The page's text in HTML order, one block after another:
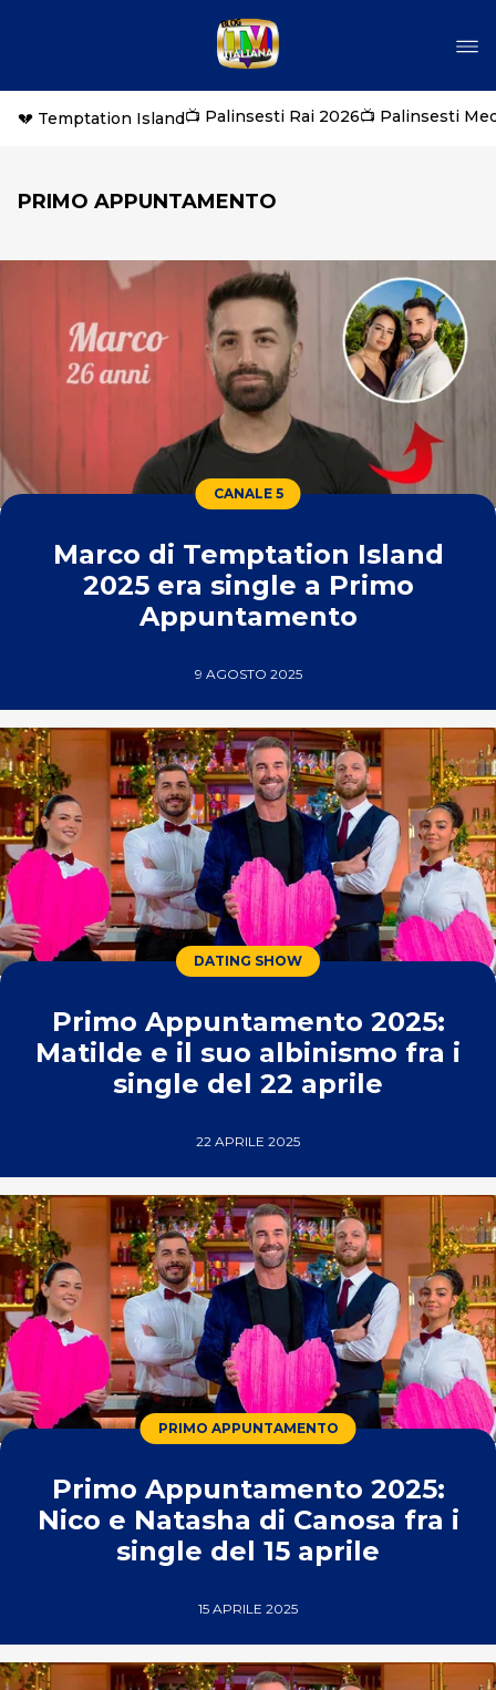
💔 Temptation Island📺 Palinsesti Rai 2026📺 Palinsesti
PRIMO APPUNTAMENTO
CANALE 5
Marco di Temptation Island
2025 era single a Primo
Appuntamento
9 AGOSTO 2025
DATING SHOW
Primo Appuntamento 2025:
Matilde e il suo albinismo fra i
single del 22 aprile
22 APRILE 2025
PRIMO APPUNTAMENTO
Primo Appuntamento 2025:
Nico e Natasha di Canosa fra i
single del 15 aprile
15 APRILE 2025